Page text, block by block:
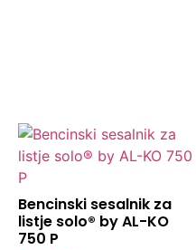
Bencinski sesalnik za
listje solo® by AL-KO
750 P